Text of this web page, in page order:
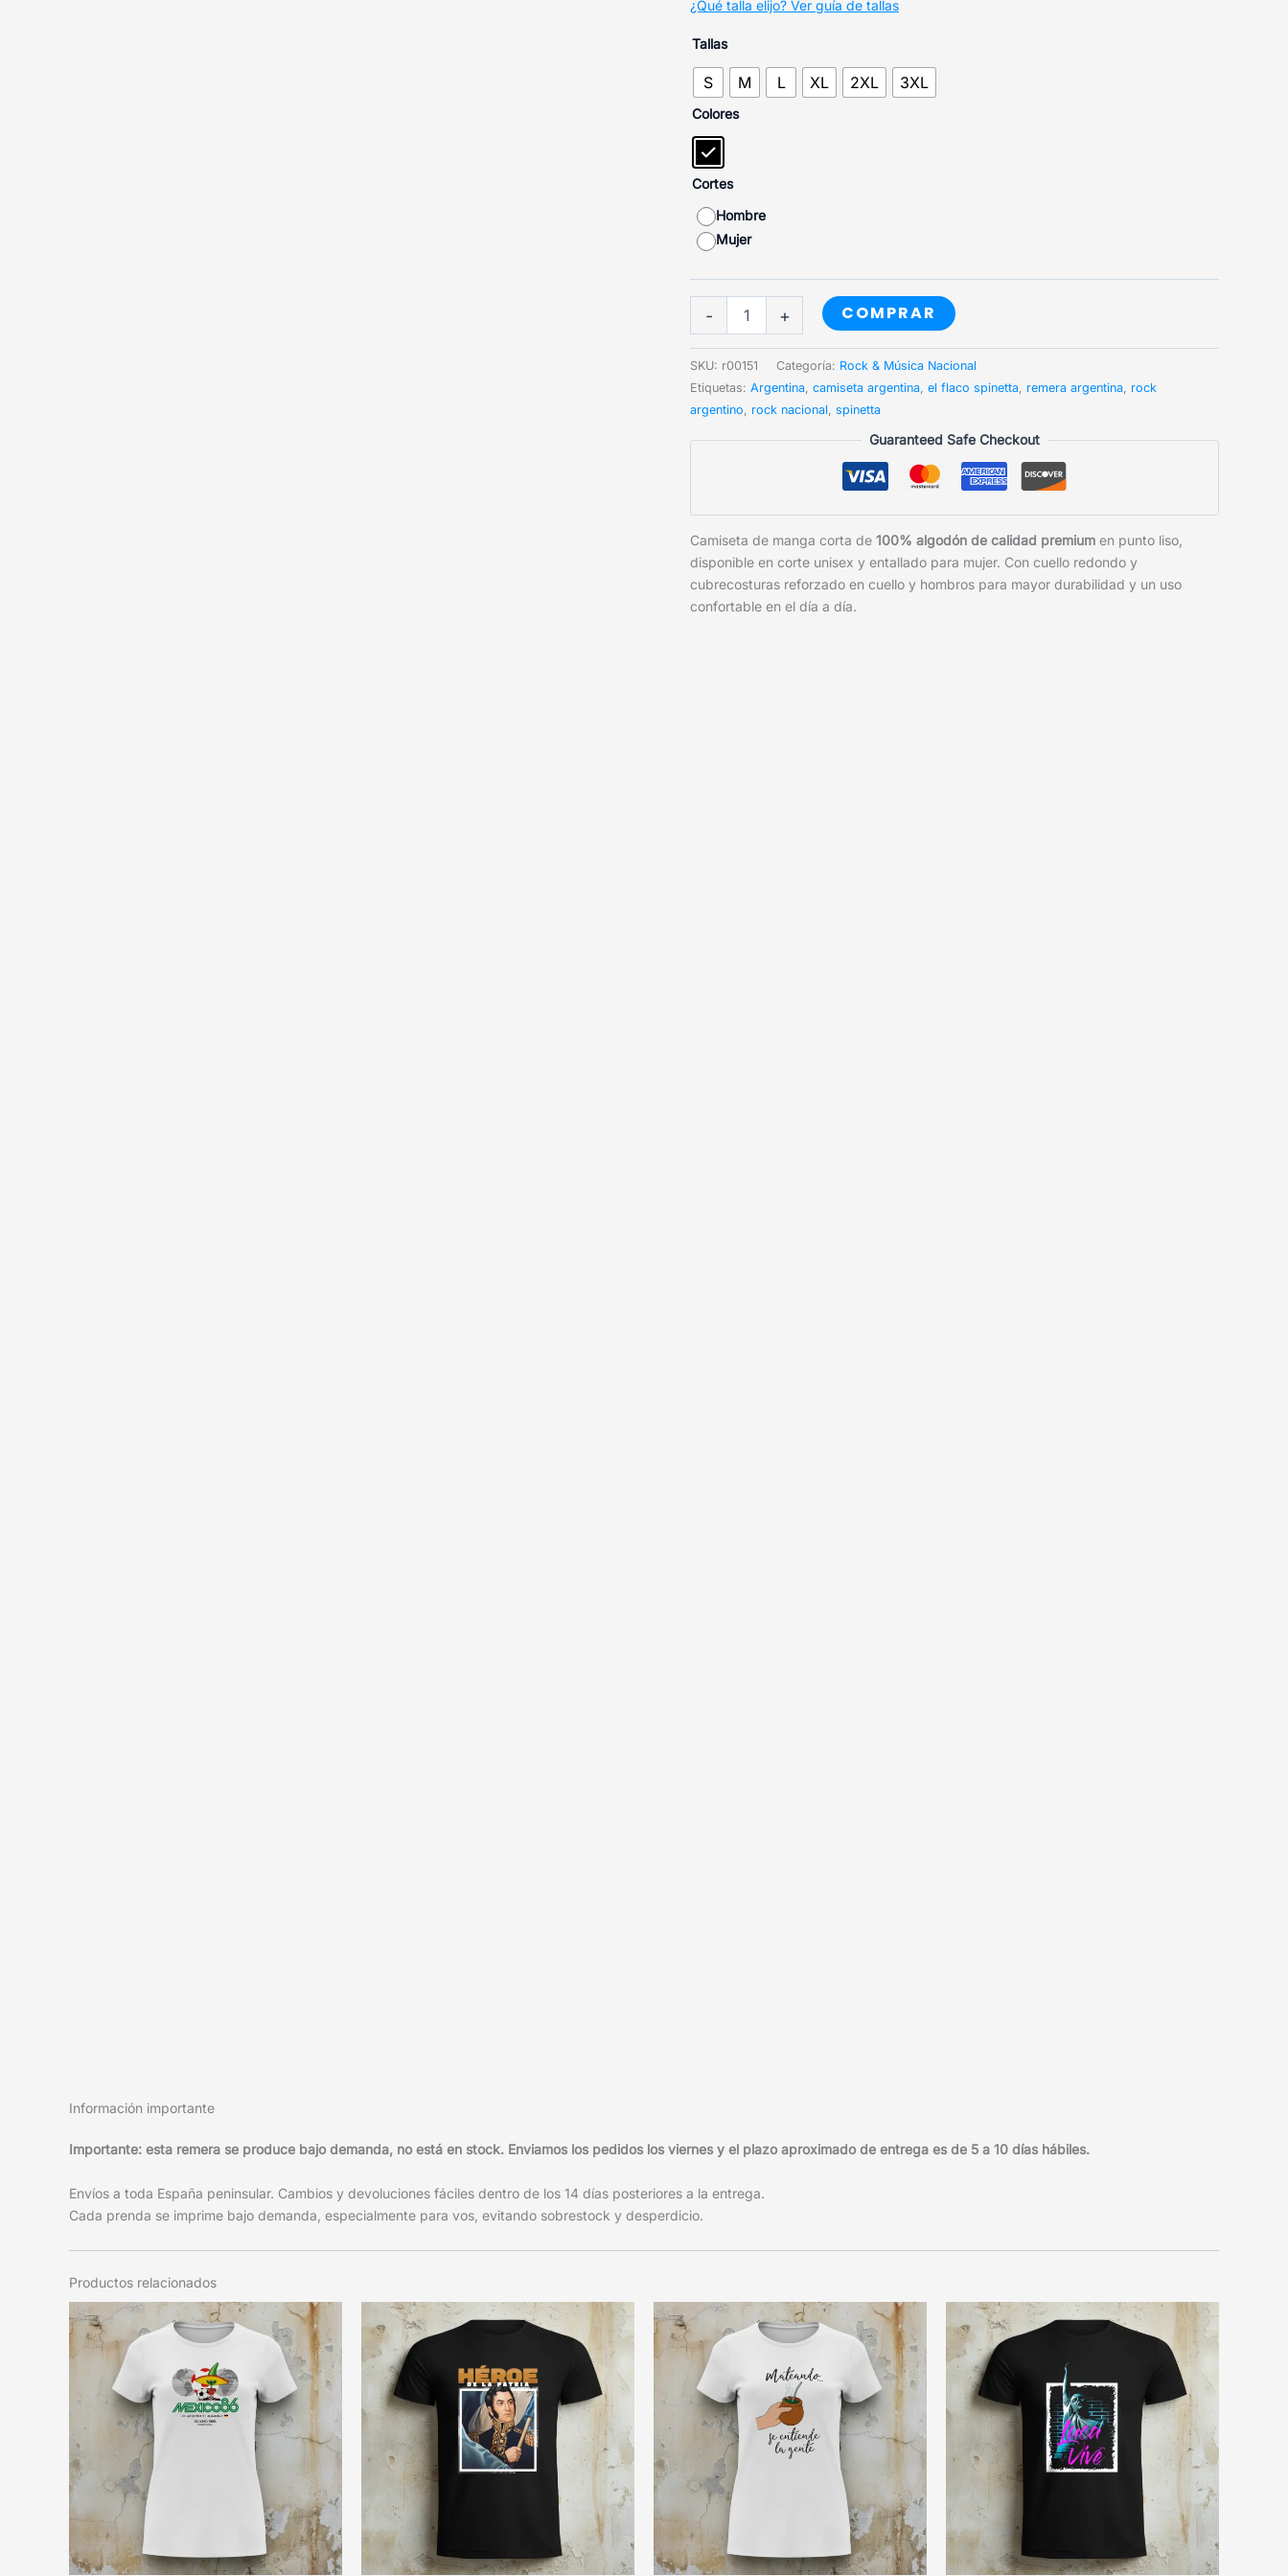
¿Qué talla elijo? Ver guía de tallas
Tallas
S M L XL 2XL 3XL
Colores
Cortes
Hombre
Mujer
-
cantidad
+ COMPRAR
SKU: r00151 Categoría: Rock & Música Nacional
Etiquetas: Argentina, camiseta argentina, el flaco spinetta, remera argentina, rock
argentino, rock nacional, spinetta
Guaranteed Safe Checkout
Camiseta de manga corta de 100% algodón de calidad premium en punto liso,
disponible en corte unisex y entallado para mujer. Con cuello redondo y
cubrecosturas reforzado en cuello y hombros para mayor durabilidad y un uso
confortable en el día a día.
Información importante
Importante: esta remera se produce bajo demanda, no está en stock. Enviamos los pedidos los viernes y el plazo aproximado de entrega es de 5 a 10 días hábiles.
Envíos a toda España peninsular. Cambios y devoluciones fáciles dentro de los 14 días posteriores a la entrega.
Cada prenda se imprime bajo demanda, especialmente para vos, evitando sobrestock y desperdicio.
Productos relacionados